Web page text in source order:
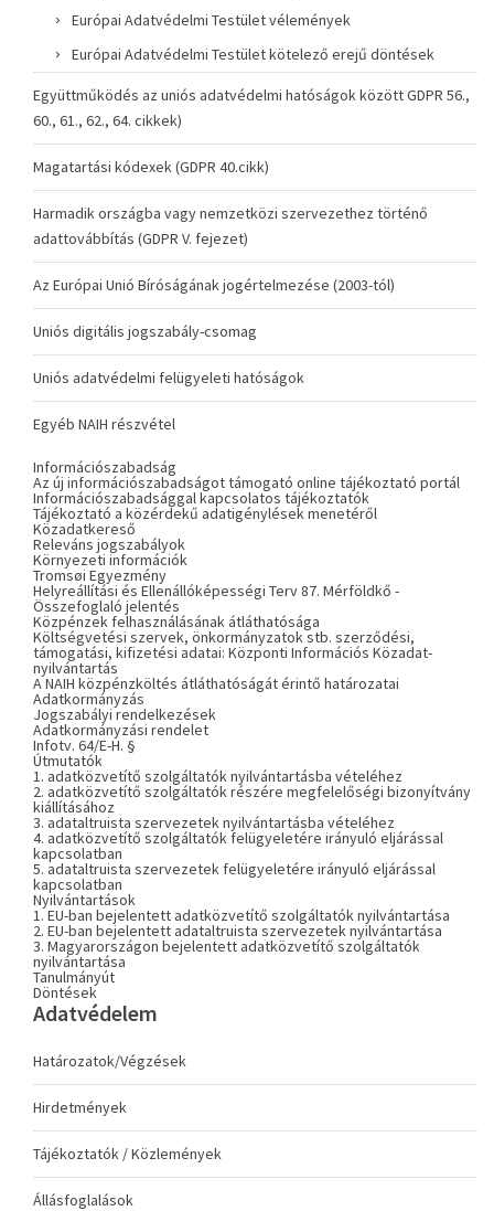
Európai Adatvédelmi Testület vélemények
Európai Adatvédelmi Testület kötelező erejű döntések
Együttműködés az uniós adatvédelmi hatóságok között GDPR 56.,
60., 61., 62., 64. cikkek)
Magatartási kódexek (GDPR 40.cikk)
Harmadik országba vagy nemzetközi szervezethez történő
adattovábbítás (GDPR V. fejezet)
Az Európai Unió Bíróságának jogértelmezése (2003-tól)
Uniós digitális jogszabály-csomag
Uniós adatvédelmi felügyeleti hatóságok
Egyéb NAIH részvétel
Információszabadság
Az új információszabadságot támogató online tájékoztató portál
Információszabadsággal kapcsolatos tájékoztatók
Tájékoztató a közérdekű adatigénylések menetéről
Közadatkereső
Releváns jogszabályok
Környezeti információk
Tromsøi Egyezmény
Helyreállítási és Ellenállóképességi Terv 87. Mérföldkő -
Összefoglaló jelentés
Közpénzek felhasználásának átláthatósága
Költségvetési szervek, önkormányzatok stb. szerződési,
támogatási, kifizetési adatai: Központi Információs Közadat-
nyilvántartás
A NAIH közpénzköltés átláthatóságát érintő határozatai
Adatkormányzás
Jogszabályi rendelkezések
Adatkormányzási rendelet
Infotv. 64/E-H. §
Útmutatók
1. adatközvetítő szolgáltatók nyilvántartásba vételéhez
2. adatközvetítő szolgáltatók részére megfelelőségi bizonyítvány
kiállításához
3. adataltruista szervezetek nyilvántartásba vételéhez
4. adatközvetítő szolgáltatók felügyeletére irányuló eljárással
kapcsolatban
5. adataltruista szervezetek felügyeletére irányuló eljárással
kapcsolatban
Nyilvántartások
1. EU-ban bejelentett adatközvetítő szolgáltatók nyilvántartása
2. EU-ban bejelentett adataltruista szervezetek nyilvántartása
3. Magyarországon bejelentett adatközvetítő szolgáltatók
nyilvántartása
Tanulmányút
Döntések
Adatvédelem
Határozatok/Végzések
Hirdetmények
Tájékoztatók / Közlemények
Állásfoglalások